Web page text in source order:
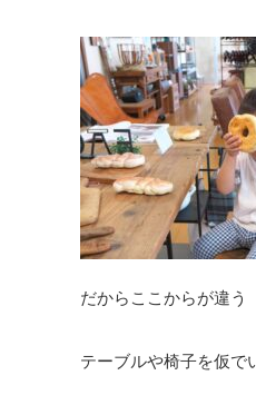
だからここからが違う
テーブルや椅子を仮で